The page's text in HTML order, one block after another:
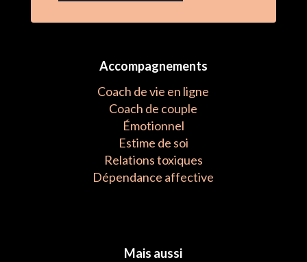
Accompagnements
Coach de vie en ligne
Coach de couple
Émotionnel
Estime de soi
Relations toxiques
Dépendance affective
Mais aussi